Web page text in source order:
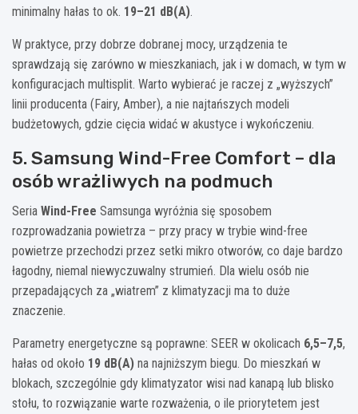
minimalny hałas to ok. 19–21 dB(A).
W praktyce, przy dobrze dobranej mocy, urządzenia te
sprawdzają się zarówno w mieszkaniach, jak i w domach, w tym w
konfiguracjach multisplit. Warto wybierać je raczej z „wyższych”
linii producenta (Fairy, Amber), a nie najtańszych modeli
budżetowych, gdzie cięcia widać w akustyce i wykończeniu.
5. Samsung Wind-Free Comfort – dla
osób wrażliwych na podmuch
Seria Wind-Free Samsunga wyróżnia się sposobem
rozprowadzania powietrza – przy pracy w trybie wind-free
powietrze przechodzi przez setki mikro otworów, co daje bardzo
łagodny, niemal niewyczuwalny strumień. Dla wielu osób nie
przepadających za „wiatrem” z klimatyzacji ma to duże
znaczenie.
Parametry energetyczne są poprawne: SEER w okolicach 6,5–7,5,
hałas od około 19 dB(A) na najniższym biegu. Do mieszkań w
blokach, szczególnie gdy klimatyzator wisi nad kanapą lub blisko
stołu, to rozwiązanie warte rozważenia, o ile priorytetem jest